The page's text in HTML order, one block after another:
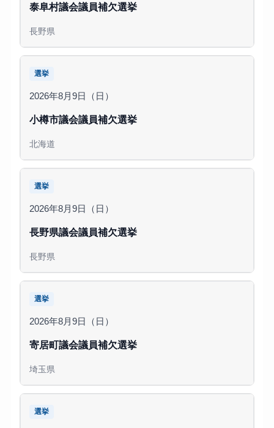
泰阜村議会議員補欠選挙
長野県
選挙
2026年8月9日（日）
小樽市議会議員補欠選挙
北海道
選挙
2026年8月9日（日）
長野県議会議員補欠選挙
長野県
選挙
2026年8月9日（日）
寄居町議会議員補欠選挙
埼玉県
選挙